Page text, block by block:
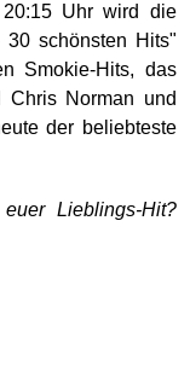
Uhr wird die
schönsten Hits"
Smokie-Hits, das
Chris Norman und
der beliebteste
Lieblings-Hit?